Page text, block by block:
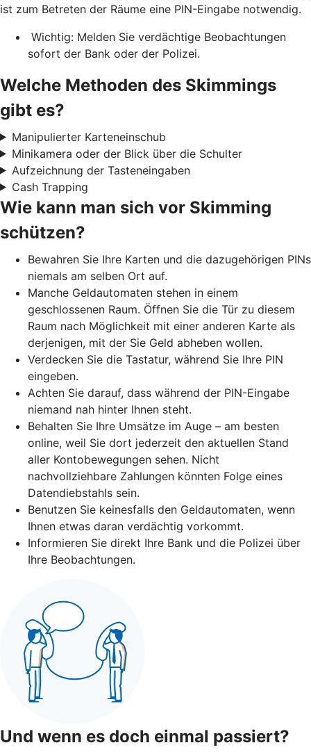
ist zum Betreten der Räume eine PIN-Eingabe notwendig.
Wichtig: Melden Sie verdächtige Beobachtungen
sofort der Bank oder der Polizei.
Welche Methoden des Skimmings
gibt es?
Manipulierter Karteneinschub
Minikamera oder der Blick über die Schulter
Aufzeichnung der Tasteneingaben
Cash Trapping
Wie kann man sich vor Skimming
schützen?
Bewahren Sie Ihre Karten und die dazugehörigen PINs
niemals am selben Ort auf.
Manche Geldautomaten stehen in einem
geschlossenen Raum. Öffnen Sie die Tür zu diesem
Raum nach Möglichkeit mit einer anderen Karte als
derjenigen, mit der Sie Geld abheben wollen.
Verdecken Sie die Tastatur, während Sie Ihre PIN
eingeben.
Achten Sie darauf, dass während der PIN-Eingabe
niemand nah hinter Ihnen steht.
Behalten Sie Ihre Umsätze im Auge – am besten
online, weil Sie dort jederzeit den aktuellen Stand
aller Kontobewegungen sehen. Nicht
nachvollziehbare Zahlungen könnten Folge eines
Datendiebstahls sein.
Benutzen Sie keinesfalls den Geldautomaten, wenn
Ihnen etwas daran verdächtig vorkommt.
Informieren Sie direkt Ihre Bank und die Polizei über
Ihre Beobachtungen.
Und wenn es doch einmal passiert?